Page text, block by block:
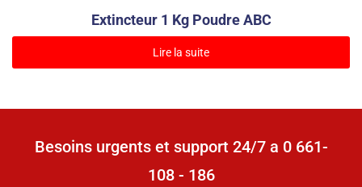
Extincteur 1 Kg Poudre ABC
Lire la suite
Besoins urgents et support 24/7 a 0 661-
108 - 186